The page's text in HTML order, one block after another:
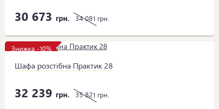
30 673 грн. 34 081 грн.
Знижка -10%
Шафа розстібна Практик 28
32 239 грн. 35 821 грн.